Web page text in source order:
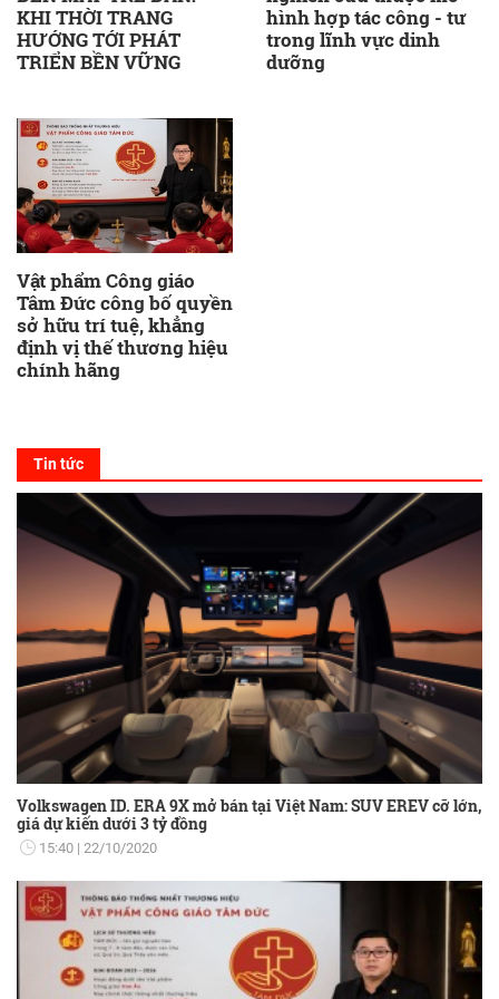
KHI THỜI TRANG
HƯỚNG TỚI PHÁT
TRIỂN BỀN VỮNG
hình hợp tác công - tư
trong lĩnh vực dinh
dưỡng
Vật phẩm Công giáo
Tâm Đức công bố quyền
sở hữu trí tuệ, khẳng
định vị thế thương hiệu
chính hãng
Tin tức
Volkswagen ID. ERA 9X mở bán tại Việt Nam: SUV EREV cỡ lớn,
giá dự kiến dưới 3 tỷ đồng
15:40 22/10/2020